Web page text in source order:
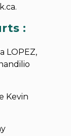
:
LOPEZ,
Kevin